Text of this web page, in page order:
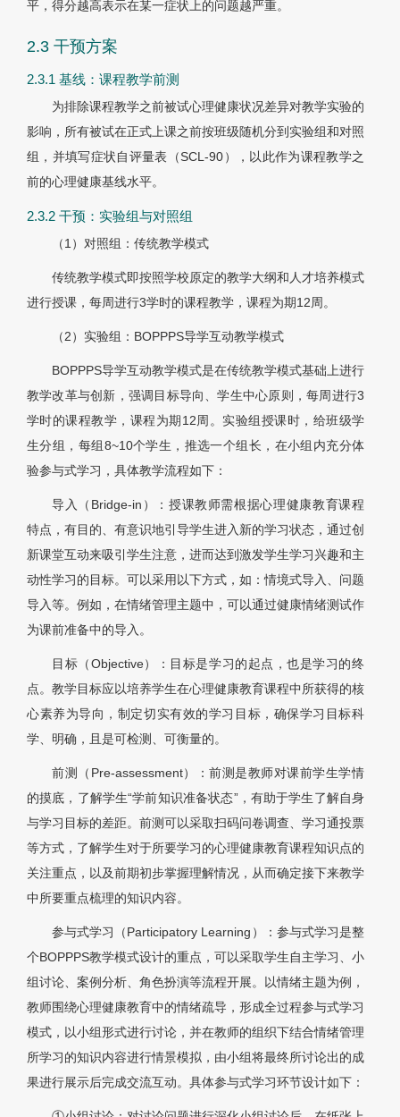
平，得分越高表示在某一症状上的问题越严重。
2.3 干预方案
2.3.1 基线：课程教学前测
为排除课程教学之前被试心理健康状况差异对教学实验的
影响，所有被试在正式上课之前按班级随机分到实验组和对照
组，并填写症状自评量表（SCL-90），以此作为课程教学之
前的心理健康基线水平。
2.3.2 干预：实验组与对照组
（1）对照组：传统教学模式
传统教学模式即按照学校原定的教学大纲和人才培养模式
进行授课，每周进行3学时的课程教学，课程为期12周。
（2）实验组：BOPPPS导学互动教学模式
BOPPPS导学互动教学模式是在传统教学模式基础上进行
教学改革与创新，强调目标导向、学生中心原则，每周进行3
学时的课程教学，课程为期12周。实验组授课时，给班级学
生分组，每组8~10个学生，推选一个组长，在小组内充分体
验参与式学习，具体教学流程如下：
导入（Bridge-in）：授课教师需根据心理健康教育课程
特点，有目的、有意识地引导学生进入新的学习状态，通过创
新课堂互动来吸引学生注意，进而达到激发学生学习兴趣和主
动性学习的目标。可以采用以下方式，如：情境式导入、问题
导入等。例如，在情绪管理主题中，可以通过健康情绪测试作
为课前准备中的导入。
目标（Objective）：目标是学习的起点，也是学习的终
点。教学目标应以培养学生在心理健康教育课程中所获得的核
心素养为导向，制定切实有效的学习目标，确保学习目标科
学、明确，且是可检测、可衡量的。
前测（Pre-assessment）：前测是教师对课前学生学情
的摸底，了解学生“学前知识准备状态”，有助于学生了解自身
与学习目标的差距。前测可以采取扫码问卷调查、学习通投票
等方式，了解学生对于所要学习的心理健康教育课程知识点的
关注重点，以及前期初步掌握理解情况，从而确定接下来教学
中所要重点梳理的知识内容。
参与式学习（Participatory Learning）：参与式学习是整
个BOPPPS教学模式设计的重点，可以采取学生自主学习、小
组讨论、案例分析、角色扮演等流程开展。以情绪主题为例，
教师围绕心理健康教育中的情绪疏导，形成全过程参与式学习
模式，以小组形式进行讨论，并在教师的组织下结合情绪管理
所学习的知识内容进行情景模拟，由小组将最终所讨论出的成
果进行展示后完成交流互动。具体参与式学习环节设计如下：